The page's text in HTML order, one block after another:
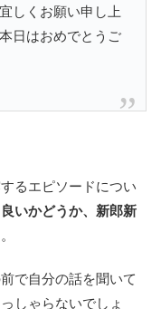
しくお願い申し上
日はおめでとうご
るエピソードについ
いかどうか、新郎新
。
で自分の話を聞いて
しゃらないでしょ